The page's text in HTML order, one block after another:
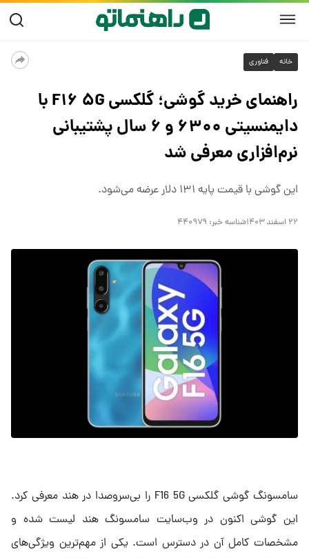
خانه فناوری
راهنمای خرید گوشی؛ گلکسی F۱۶ ۵G با
دایمنسیتی ۶۳۰۰ و ۶ سال پشتیبانی
نرم‌افزاری معرفی شد
این گوشی با قیمت پایه ۱۳۱ دلار عرضه می‌شود.
۲۲ اسفند ۱۴۰۳ شناسه خبر: ۴۴۰۹۷۹
سامسونگ گوشی گلکسی F16 5G را بی‌سروصدا در هند معرفی کرد.
این گوشی اکنون در وب‌سایت سامسونگ هند لیست شده و
مشخصات کامل آن در دسترس است. یکی از مهم‌ترین ویژگی‌های